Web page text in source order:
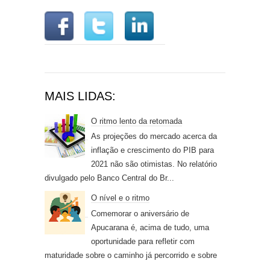
MAIS LIDAS:
O ritmo lento da retomada
As projeções do mercado acerca da
inflação e crescimento do PIB para
2021 não são otimistas. No relatório
divulgado pelo Banco Central do Br...
O nível e o ritmo
Comemorar o aniversário de
Apucarana é, acima de tudo, uma
oportunidade para refletir com
maturidade sobre o caminho já percorrido e sobre